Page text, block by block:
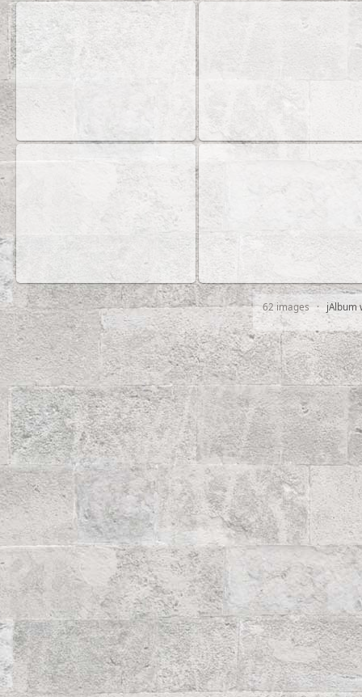
62 images · jAlbum